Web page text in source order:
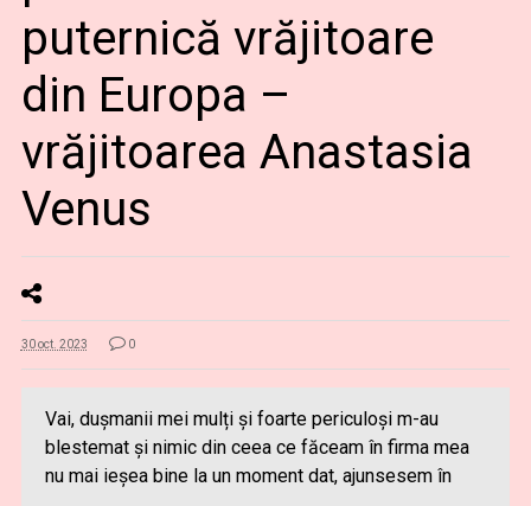
puternică vrăjitoare
din Europa –
vrăjitoarea Anastasia
Venus
30 oct. 2023 0
Vai, duşmanii mei mulți și foarte periculoși m-au
blestemat şi nimic din ceea ce făceam în firma mea
nu mai ieşea bine la un moment dat, ajunsesem în